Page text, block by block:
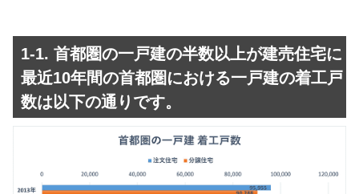
1-1. 首都圏の一戸建の半数以上が建売住宅に
最近10年間の首都圏における一戸建の着工戸
数は以下の通りです。